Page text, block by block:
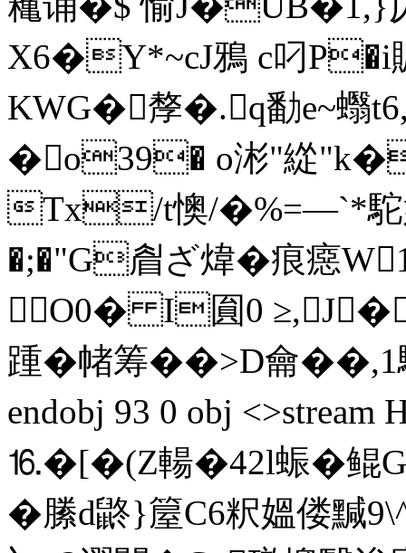
X6�Y*~cJ鴉 c叼P�i
KWG�孷�.q勫e~
�o39� o涁"緃"k�
Tx/t懊/�%=—`*駝
�;�"G睂ざ煒�痕
O0� I圎0
踵�帾筹� �>D龠��,1
endobj 93 0 obj
⒗� [�(Z輰�42l蜄�
�縢d鼨}箼C6粎媼偻